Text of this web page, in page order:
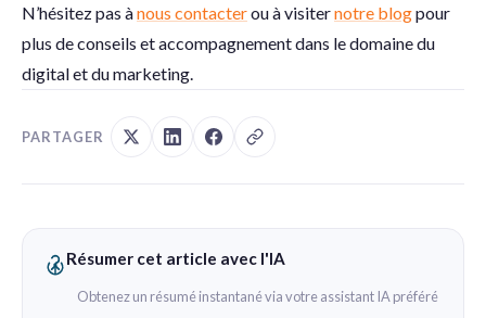
N’hésitez pas ànous contacterou à visiternotre blogpour
plus de conseils et accompagnement dans le domaine du
digital et du marketing.
PARTAGER
Résumer cet article avec l'IA
Obtenez un résumé instantané via votre assistant IA préféré